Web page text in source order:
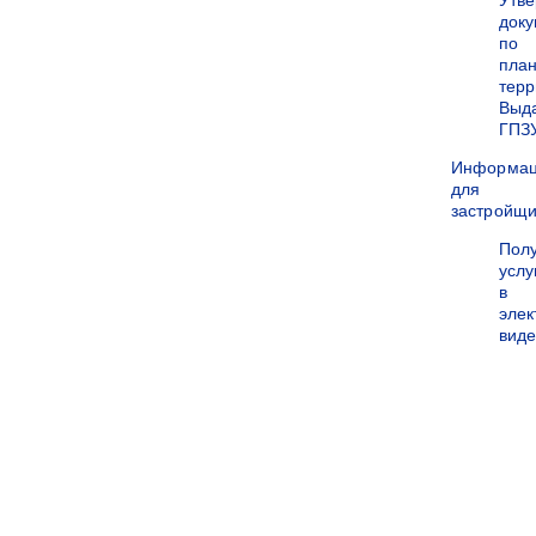
по
для
в
виде